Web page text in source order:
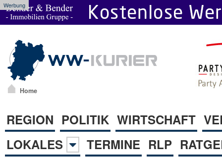
Werbung
Home
REGION POLITIK WIRTSCHAFT
LOKALES
TERMINE RLP